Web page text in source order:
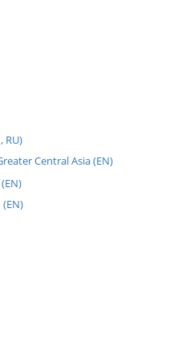
RU)
Central Asia (EN)